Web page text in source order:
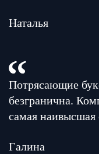
Наталья
Потрясающие
безгранична.
самая
Галина